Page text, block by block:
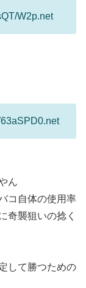
W2p.net
ん
コ自体の使用率
奇襲狙いの捻く
して勝つための